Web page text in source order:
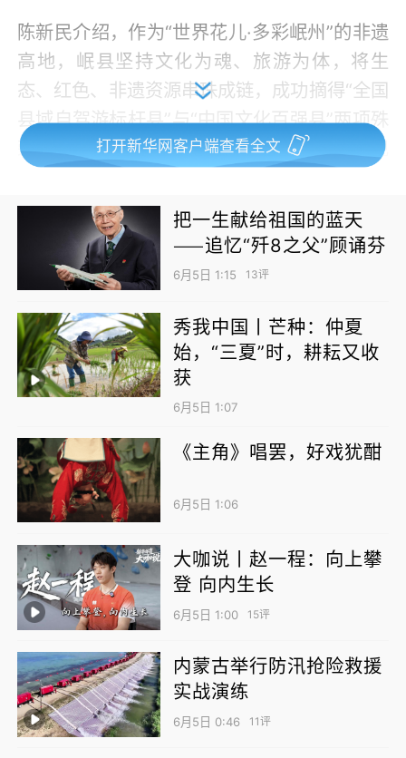
陈新民介绍，作为“世界花儿·多彩岷州”的非遗
高地，岷县坚持文化为魂、旅游为体，将生
态、红色、非遗资源串珠成链，成功摘得“全国
县域自驾游标杆县”与“中国文化百强县”两项殊
荣。2025年，全县接待游客470万人次，实现
旅游综合收入32亿元，同比增长37%。
图为岷县境内的洮河。
围绕建设“甘肃南部生态文化旅游枢纽”，岷县
今年推出“三二三”重点工程，即打造三大景
区、提升两大基地、举办三大活动。三大景区
中，狼渡草原景区正全力创建国家5A级旅游景
区；岷山大景区依托红色文化，打造集观光、
生态文化体验景区融合茶马古道与藏族非遗文
化，建设岷县文旅体验核心区。两大基地方
面，重点提升“平急两用”酒店和旅游接待中心
打开新华网客户端查看全文
把一生献给祖国的蓝天
——追忆“歼8之父”顾诵芬
6月5日 1:15 13评
秀我中国丨芒种：仲夏
始，“三夏”时，耕耘又收
获
6月5日 1:07
《主角》唱罢，好戏犹酣
6月5日 1:06
大咖说丨赵一程：向上攀
登 向内生长
6月5日 1:00 15评
内蒙古举行防汛抢险救援
实战演练
6月5日 0:46 11评